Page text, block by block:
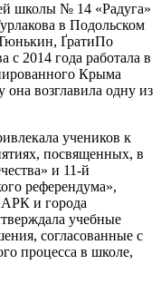
школы № 14 «Радуга»
в Подольском
ҐратиПо
с 2014 года работала в
Крыма
возглавила одну из
учеников к
посвященных, в
и 11-й
референдума»,
и города
учебные
согласованные с
процесса в школе,